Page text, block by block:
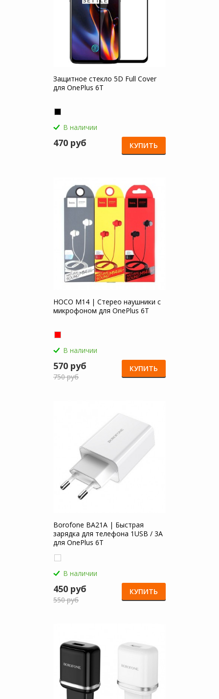
Защитное стекло 5D Full Cover
для OnePlus 6T
В наличии
470 руб КУПИТЬ
HOCO M14 | Стерео наушники с
микрофоном для OnePlus 6T
В наличии
570 руб
750 руб
КУПИТЬ
Borofone BA21A | Быстрая
зарядка для телефона 1USB / 3A
для OnePlus 6T
В наличии
450 руб
550 руб
КУПИТЬ